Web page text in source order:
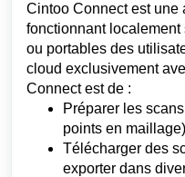
Cintoo Connect est
fonctionnant
ou portables des
cloud exclusivement
Connect est de :
Préparer les
points en
Télécharger des
exporter dans